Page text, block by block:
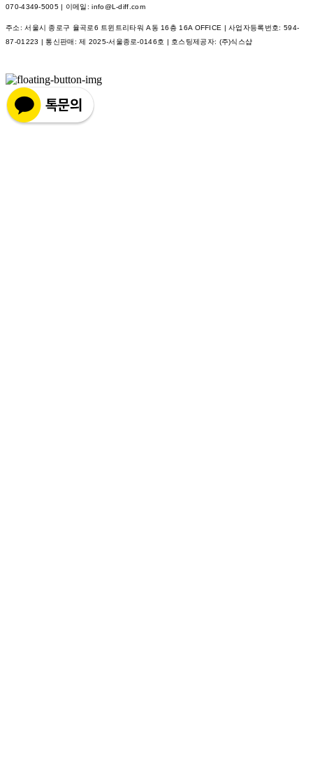
070-4349-5005 | 이메일: info@L-diff.com
주소: 서울시 종로구 율곡로6 트윈트리타워 A동 16층 16A OFFICE | 사업자등록번호: 594-
87-01223 | 통신판매:제 2025-서울종로-0146호 | 호스팅제공자: (주)식스샵